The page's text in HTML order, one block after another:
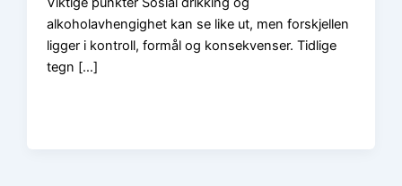
alkoholavhengighet kan se like ut, men forskjellen
ligger i kontroll, formål og konsekvenser. Tidlige
tegn […]